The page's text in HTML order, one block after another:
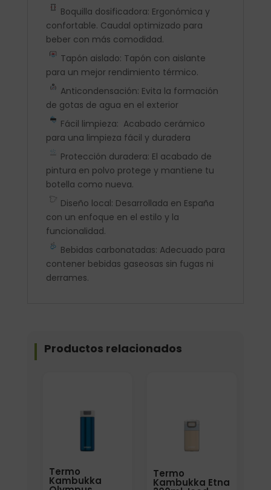
Boquilla dosificadora: Ergonómica y
confortable. Caudal optimizado para
beber con más comodidad.
Tapón aislado: Tapón con aislante
para un mejor rendimiento térmico.
Anticondensación: Evita la formación
de gotas de agua en el exterior
Fácil limpieza: Acabado cerámico
para una limpieza fácil y duradera
Protección duradera: El acabado de
pintura en polvo protege y mantiene tu
botella como nueva.
Diseño local: Desarrollada en España
con un enfoque en el estilo y la
funcionalidad.
Bebidas carbonatadas: Adecuado para
contener bebidas gaseosas sin fugas ni
derrames.
Productos relacionados
Termo
Kambukka
Termo
Kambukka Etna